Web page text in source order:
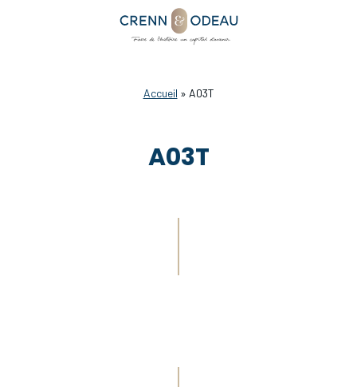
Accueil » A03T
A03T